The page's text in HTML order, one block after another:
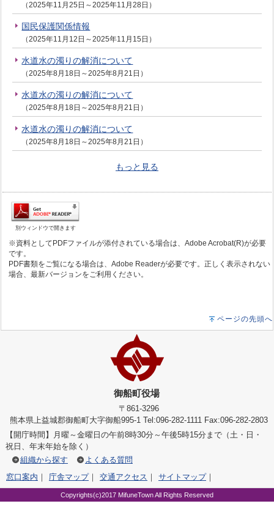
（2025年11月25日～2025年11月28日）
国民保護関係情報
（2025年11月12日～2025年11月15日）
水道水の濁りの解消について
（2025年8月18日～2025年8月21日）
水道水の濁りの解消について
（2025年8月18日～2025年8月21日）
水道水の濁りの解消について
（2025年8月18日～2025年8月21日）
もっと見る
別ウィンドウで開きます
※資料としてPDFファイルが添付されている場合は、Adobe Acrobat(R)が必要
です。
PDF書類をご覧になる場合は、Adobe Readerが必要です。正しく表示されない
場合、最新バージョンをご利用ください。
ページの先頭へ
御船町役場
〒861-3296
熊本県上益城郡御船町大字御船995-1 Tel:096-282-1111 Fax:096-282-2803
【開庁時間】月曜～金曜日の午前8時30分～午後5時15分まで（土・日・
祝日、年末年始を除く）
組織から探す
よくある質問
窓口案内 ｜ 庁舎マップ｜ 交通アクセス ｜ サイトマップ｜
Copyrights(c)2017 MifuneTown All Rights Reserved